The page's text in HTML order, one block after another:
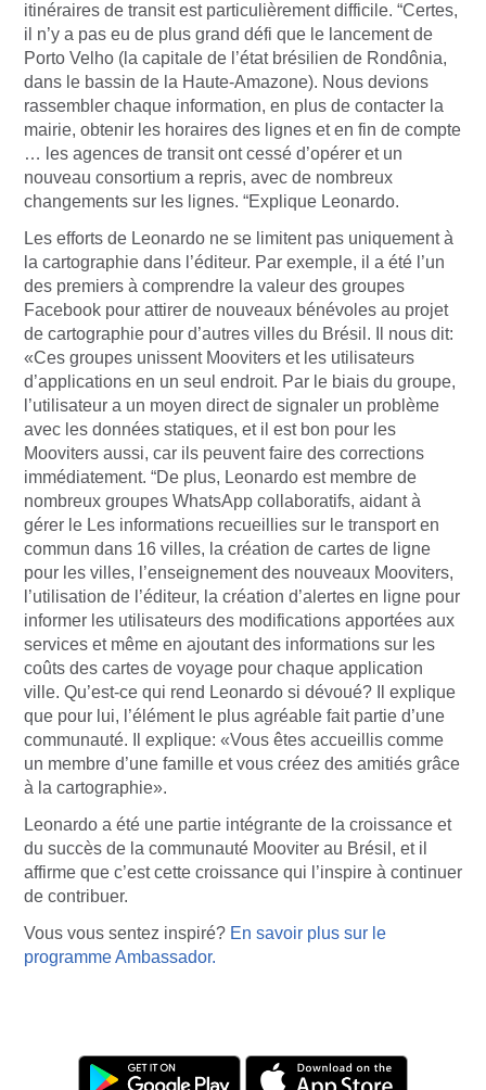
itinéraires de transit est particulièrement difficile. “Certes,
il n’y a pas eu de plus grand défi que le lancement de
Porto Velho (la capitale de l’état brésilien de Rondônia,
dans le bassin de la Haute-Amazone). Nous devions
rassembler chaque information, en plus de contacter la
mairie, obtenir les horaires des lignes et en fin de compte
… les agences de transit ont cessé d’opérer et un
nouveau consortium a repris, avec de nombreux
changements sur les lignes. “Explique Leonardo.
Les efforts de Leonardo ne se limitent pas uniquement à
la cartographie dans l’éditeur. Par exemple, il a été l’un
des premiers à comprendre la valeur des groupes
Facebook pour attirer de nouveaux bénévoles au projet
de cartographie pour d’autres villes du Brésil. Il nous dit:
«Ces groupes unissent Mooviters et les utilisateurs
d’applications en un seul endroit. Par le biais du groupe,
l’utilisateur a un moyen direct de signaler un problème
avec les données statiques, et il est bon pour les
Mooviters aussi, car ils peuvent faire des corrections
immédiatement. “De plus, Leonardo est membre de
nombreux groupes WhatsApp collaboratifs, aidant à
gérer le Les informations recueillies sur le transport en
commun dans 16 villes, la création de cartes de ligne
pour les villes, l’enseignement des nouveaux Mooviters,
l’utilisation de l’éditeur, la création d’alertes en ligne pour
informer les utilisateurs des modifications apportées aux
services et même en ajoutant des informations sur les
coûts des cartes de voyage pour chaque application
ville. Qu’est-ce qui rend Leonardo si dévoué? Il explique
que pour lui, l’élément le plus agréable fait partie d’une
communauté. Il explique: «Vous êtes accueillis comme
un membre d’une famille et vous créez des amitiés grâce
à la cartographie».
Leonardo a été une partie intégrante de la croissance et
du succès de la communauté Mooviter au Brésil, et il
affirme que c’est cette croissance qui l’inspire à continuer
de contribuer.
Vous vous sentez inspiré? En savoir plus sur le
programme Ambassador.